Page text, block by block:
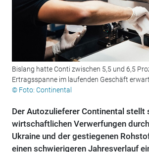
Bislang hatte Conti zwischen 5,5 und 6,5
Ertragsspanne im laufenden Geschäft
© Foto: Continental
Der Autozulieferer Continental stellt
wirtschaftlichen Verwerfungen
Ukraine und der gestiegenen
einen schwierigeren Jahresverlauf